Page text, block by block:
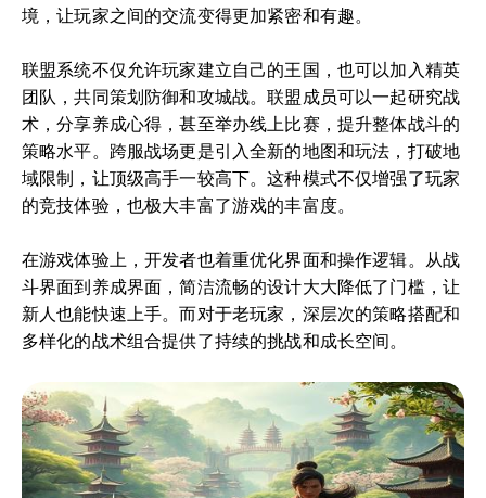
境，让玩家之间的交流变得更加紧密和有趣。
联盟系统不仅允许玩家建立自己的王国，也可以加入精英
团队，共同策划防御和攻城战。联盟成员可以一起研究战
术，分享养成心得，甚至举办线上比赛，提升整体战斗的
策略水平。跨服战场更是引入全新的地图和玩法，打破地
域限制，让顶级高手一较高下。这种模式不仅增强了玩家
的竞技体验，也极大丰富了游戏的丰富度。
在游戏体验上，开发者也着重优化界面和操作逻辑。从战
斗界面到养成界面，简洁流畅的设计大大降低了门槛，让
新人也能快速上手。而对于老玩家，深层次的策略搭配和
多样化的战术组合提供了持续的挑战和成长空间。